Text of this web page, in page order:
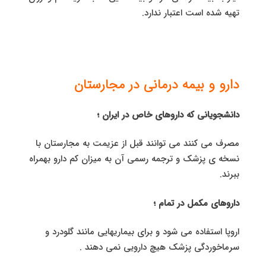
تهیه شده است اعتبار ندارد.
دارو و بیمه درمانی در مجارستان
دانشجویانی که داروهای خاص در ایران ؛
مصرف می کنند می توانند قبل از عزیمت به مجارستان با
نسخه ی پزشک و ترجمه رسمی آن به میزان کم دارو بهمراه
ببرند.
داروهای مکمل در تمام ؛
اروپا استفاده می شود و برای بیماریهایی مانند گلودرد و
سرماخوردگی پزشک هیچ دارویی نمی دهند .